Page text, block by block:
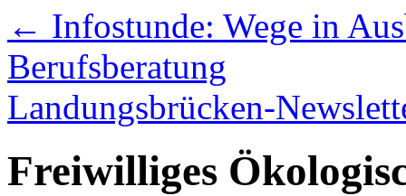
← Infostunde: Wege in
Berufsberatung
Landungsbrücken-
Freiwilliges